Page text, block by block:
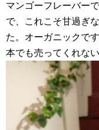
マンゴーフレーバー
で、これこそ甘過ぎ
た。オーガニックで
本でも売ってくれない